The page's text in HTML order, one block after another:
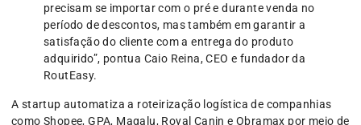
precisam se importar com o pré e durante venda no
período de descontos, mas também em garantir a
satisfação do cliente com a entrega do produto
adquirido”, pontua Caio Reina, CEO e fundador da
RoutEasy.
A startup automatiza a roteirização logística de companhias
como Shopee, GPA, Magalu, Royal Canin e Obramax por meio de